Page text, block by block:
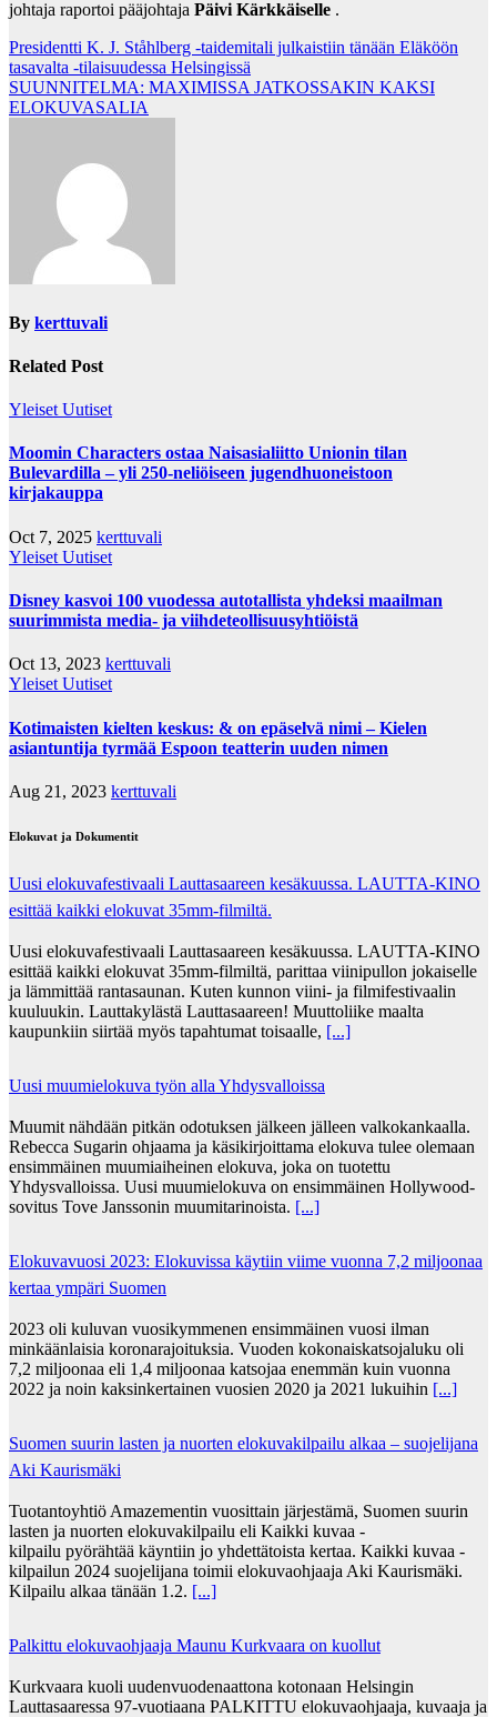
johtaja raportoi pääjohtaja Päivi Kärkkäiselle .
Post
navigation
Presidentti K. J. Ståhlberg -taidemitali julkaistiin tänään Eläköön
tasavalta -tilaisuudessa Helsingissä
SUUNNITELMA: MAXIMISSA JATKOSSAKIN KAKSI
ELOKUVASALIA
By kerttuvali
Related Post
Yleiset Uutiset
Moomin Characters ostaa Naisasialiitto Unionin tilan
Bulevardilla – yli 250-neliöiseen jugendhuoneistoon
kirjakauppa
Oct 7, 2025 kerttuvali
Yleiset Uutiset
Disney kasvoi 100 vuodessa autotallista yhdeksi maailman
suurimmista media- ja viihdeteollisuusyhtiöistä
Oct 13, 2023 kerttuvali
Yleiset Uutiset
Kotimaisten kielten keskus: & on epäselvä nimi – Kielen
asiantuntija tyrmää Espoon teatterin uuden nimen
Aug 21, 2023 kerttuvali
Elokuvat ja Dokumentit
Uusi elokuvafestivaali Lauttasaareen kesäkuussa. LAUTTA-KINO
esittää kaikki elokuvat 35mm-filmiltä.
Uusi elokuvafestivaali Lauttasaareen kesäkuussa. LAUTTA-KINO
esittää kaikki elokuvat 35mm-filmiltä, parittaa viinipullon jokaiselle
ja lämmittää rantasaunan. Kuten kunnon viini- ja filmifestivaalin
kuuluukin. Lauttakylästä Lauttasaareen! Muuttoliike maalta
kaupunkiin siirtää myös tapahtumat toisaalle, [...]
Uusi muumielokuva työn alla Yhdysvalloissa
Muumit nähdään pitkän odotuksen jälkeen jälleen valkokankaalla.
Rebecca Sugarin ohjaama ja käsikirjoittama elokuva tulee olemaan
ensimmäinen muumiaiheinen elokuva, joka on tuotettu
Yhdysvalloissa. Uusi muumielokuva on ensimmäinen Hollywood-
sovitus Tove Janssonin muumitarinoista. [...]
Elokuvavuosi 2023: Elokuvissa käytiin viime vuonna 7,2 miljoonaa
kertaa ympäri Suomen
2023 oli kuluvan vuosikymmenen ensimmäinen vuosi ilman
minkäänlaisia koronarajoituksia. Vuoden kokonaiskatsojaluku oli
7,2 miljoonaa eli 1,4 miljoonaa katsojaa enemmän kuin vuonna
2022 ja noin kaksinkertainen vuosien 2020 ja 2021 lukuihin [...]
Suomen suurin lasten ja nuorten elokuvakilpailu alkaa – suojelijana
Aki Kaurismäki
Tuotantoyhtiö Amazementin vuosittain järjestämä, Suomen suurin
lasten ja nuorten elokuvakilpailu eli Kaikki kuvaa -
kilpailu pyörähtää käyntiin jo yhdettätoista kertaa. Kaikki kuvaa -
kilpailun 2024 suojelijana toimii elokuvaohjaaja Aki Kaurismäki.
Kilpailu alkaa tänään 1.2. [...]
Palkittu elokuvaohjaaja Maunu Kurkvaara on kuollut
Kurkvaara kuoli uudenvuodenaattona kotonaan Helsingin
Lauttasaaressa 97-vuotiaana PALKITTU elokuvaohjaaja, kuvaaja ja